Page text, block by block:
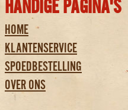
HANDIGE PAGINA'S
HOME
KLANTENSERVICE
SPOEDBESTELLING
OVER ONS